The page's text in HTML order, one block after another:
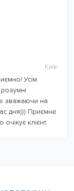
Київ
Усім
зважаючи на
дня))) Приємне
клієнт.